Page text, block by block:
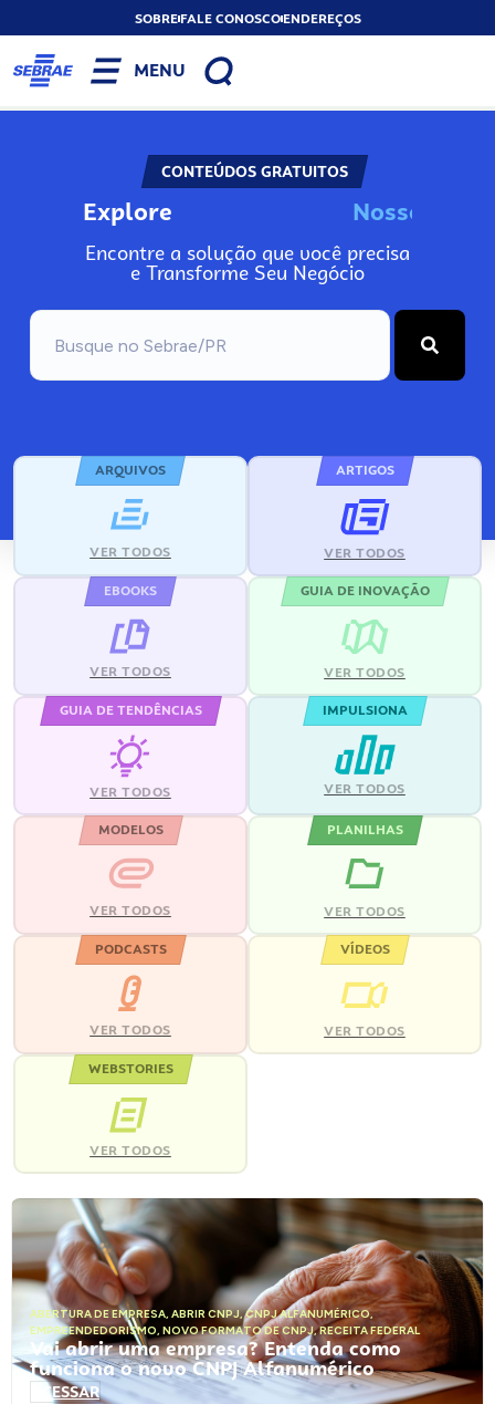
SOBREFALE CONOSCOENDEREÇOS
MENU
CONTEÚDOS GRATUITOS
Explore N
No
Encontre a solução que você precisa
e Transforme Seu Negócio
ARQUIVOS
VER TODOS
ARTIGOS
VER TODOS
EBOOKS
VER TODOS
GUIA DE INOVAÇÃO
VER TODOS
GUIA DE TENDÊNCIAS
VER TODOS
IMPULSIONA
VER TODOS
MODELOS
VER TODOS
PLANILHAS
VER TODOS
PODCASTS
VER TODOS
VÍDEOS
VER TODOS
WEBSTORIES
VER TODOS
ABERTURA DE EMPRESA, ABRIR CNPJ,CNPJ ALFANUMÉRICO,
EMPREENDEDORISMO, NOVO FORMATO DE CNPJ,RECEITA FEDERAL
Vai abrir uma empresa? Entenda como
funciona o novo CNPJ Alfanumérico
ACESSAR